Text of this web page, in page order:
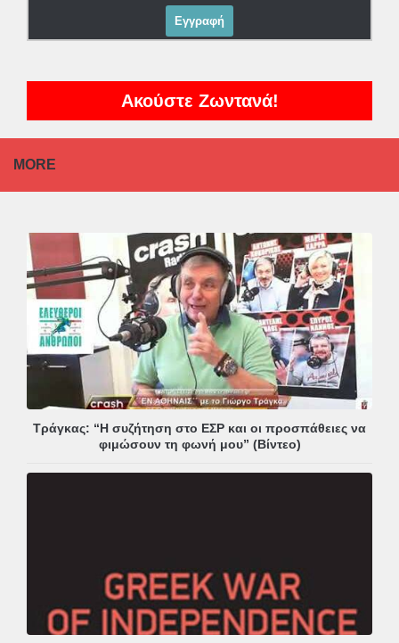
Ακούστε Ζωντανά!
MORE
Τράγκας: “Η συζήτηση στο ΕΣΡ και οι προσπάθειες να
φιμώσουν τη φωνή μου” (Βίντεο)